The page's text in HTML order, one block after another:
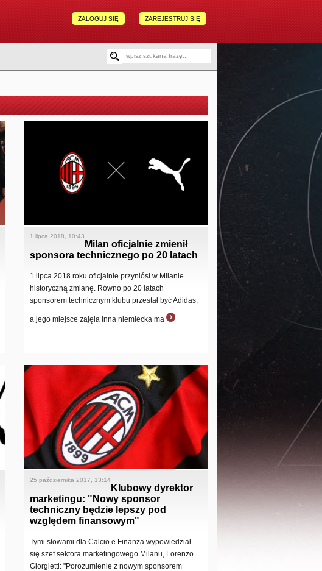
ZAREJESTRUJ SIĘ
ZALOGUJ SIĘ
1 lipca 2018, 10:43
Milan oficjalnie zmienił
sponsora technicznego po 20 latach
1 lipca 2018 roku oficjalnie przyniósł w Milanie
historyczną zmianę. Równo po 20 latach
sponsorem technicznym klubu przestał być Adidas,
a jego miejsce zajęła inna niemiecka ma
25 października 2017, 13:14
Klubowy dyrektor
marketingu: "Nowy sponsor
techniczny będzie lepszy pod
względem finansowym"
Tymi słowami dla Calcio e Finanza wypowiedział
się szef sektora marketingowego Milanu, Lorenzo
Giorgietti: "Porozumienie z nowym sponsorem